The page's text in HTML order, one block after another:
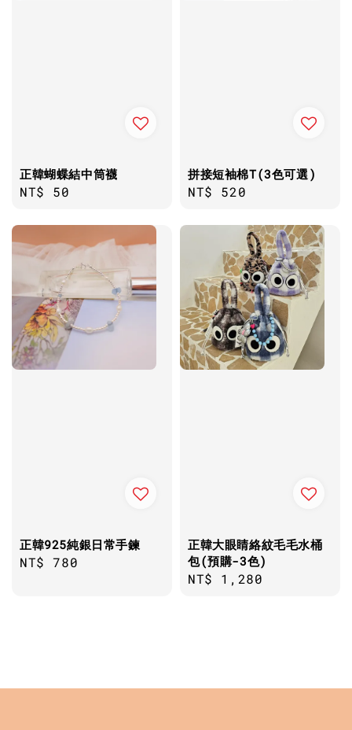
正韓蝴蝶結中筒襪
Regular
NT$ 50
拼接短袖棉T(3色可選)
Regular
NT$ 520
正韓925純銀日常手鍊
Regular
NT$ 780
正韓大眼睛絡紋毛毛水桶
包(預購-3色)
Regular
NT$ 1,280